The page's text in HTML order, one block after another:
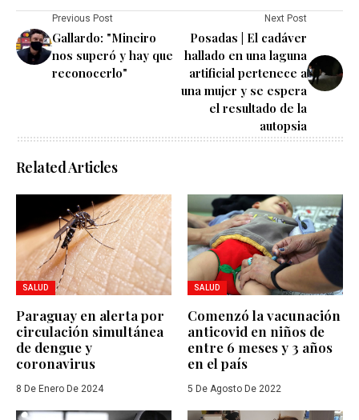
Previous Post
Gallardo: "Mineiro
nos superó y hay que
reconocerlo"
Next Post
Posadas | El cadáver
hallado en una laguna
artificial pertenece a
una mujer y se espera
el resultado de la
autopsia
Related Articles
SALUD
Paraguay en alerta por
circulación simultánea
de dengue y
coronavirus
8 De Enero De 2024
SALUD
Comenzó la vacunación
anticovid en niños de
entre 6 meses y 3 años
en el país
5 De Agosto De 2022